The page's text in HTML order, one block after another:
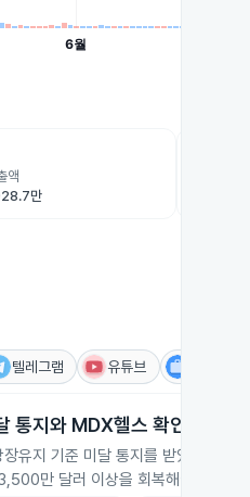
액
만
텔레그램 유튜브
통지와 MDX헬스 확인
장유지 기준 미달 통지를 받았고
만 달러 이상을 회복해야 합니다.